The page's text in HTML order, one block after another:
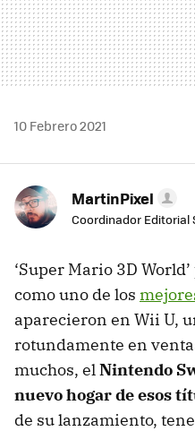
10 Febrero 2021
MartinPixel
Coordinador Editorial
‘Super Mario 3D
como uno de los
aparecieron en Wii U,
rotundamente en
muchos, elNintendo
nuevo hogar de esos
de su lanzamiento,